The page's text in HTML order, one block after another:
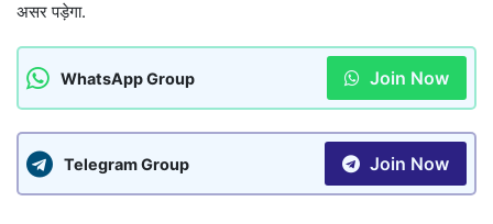
असर पड़ेगा.
WhatsApp Group Join Now
Telegram Group Join Now